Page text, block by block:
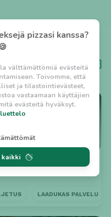
pizzasi kanssa?
välttämättömiä evästeitä
Toivomme, että
ja tilastointievästeet,
vastaamaan käyttäjien
evästeitä hyväksyt.
istuntoeväste, jonka
liikennettä
tilausten
kaikki Suljettu
LAADUKAS PALVELU